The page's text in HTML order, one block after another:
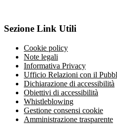
Sezione Link Utili
Cookie policy
Note legali
Informativa Privacy
Ufficio Relazioni con il
Dichiarazione di accessibilità
Obiettivi di accessibilità
Whistleblowing
Gestione consensi cookie
Amministrazione trasparente